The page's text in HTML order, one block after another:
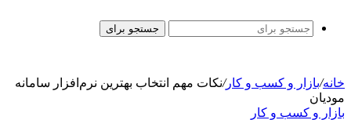
جستجو برای
خانه/بازار و کسب و کار/نکات مهم انتخاب بهترین نرم‌افزار سامانه
مودیان
بازار و کسب و کار